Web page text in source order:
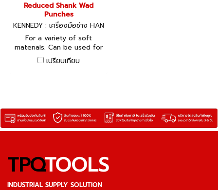
Reduced Shank Wad
Punches
KENNEDY : เครื่องมือช่าง HAN
DTOOLS KEN-518-1593K, KE
N-518-1596K
For a variety of soft
materials. Can be used for
cutting holes and
producing clean edged
เปรียบเทียบ
TPQTOOLS
INDUSTRIAL SUPPLY SOLUTION